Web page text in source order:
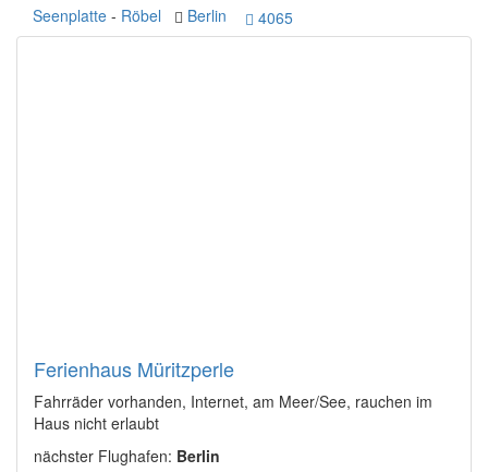
Seenplatte - Röbel Berlin 4065
Ferienhaus Müritzperle
Fahrräder vorhanden, Internet, am Meer/See, rauchen im
Haus nicht erlaubt
nächster Flughafen: Berlin